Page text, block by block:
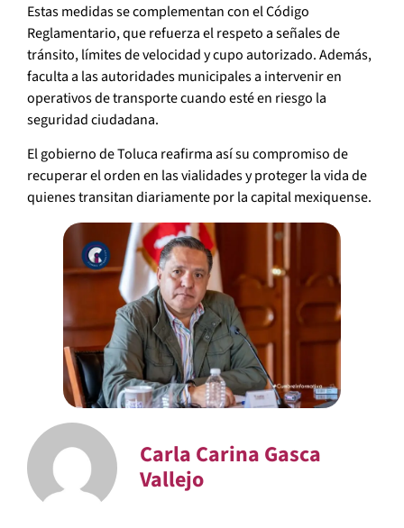
Estas medidas se complementan con el Código
Reglamentario, que refuerza el respeto a señales de
tránsito, límites de velocidad y cupo autorizado. Además,
faculta a las autoridades municipales a intervenir en
operativos de transporte cuando esté en riesgo la
seguridad ciudadana.
El gobierno de Toluca reafirma así su compromiso de
recuperar el orden en las vialidades y proteger la vida de
quienes transitan diariamente por la capital mexiquense.
Carla Carina Gasca
Vallejo